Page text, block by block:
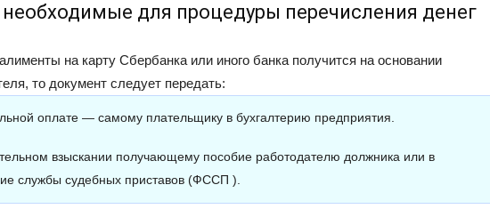
для процедуры перечисления денег
на карту Сбербанка или иного банка получится на основании
то документ следует передать:
оплате — самому плательщику в бухгалтерию предприятия.
взыскании получающему пособие работодателю должника или в
службы судебных приставов (ФССП ).